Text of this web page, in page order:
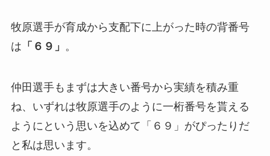
牧原選手が育成から支配下に上がった時の背番号
は 「６９」 。
仲田選手もまずは大きい番号から実績を積み重
ね、いずれは牧原選手のように一桁番号を貰える
ようにという思いを込めて「６９」がぴったりだ
と私は思います。